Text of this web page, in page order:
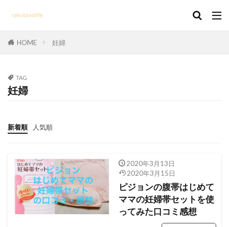
HOME 妊婦
TAG
妊婦
新着順 人気順
2020年3月13日
2020年3月15日
ピジョンの腹帯はじめて
ママの妊婦帯セットを使
ってみた口コミ感想